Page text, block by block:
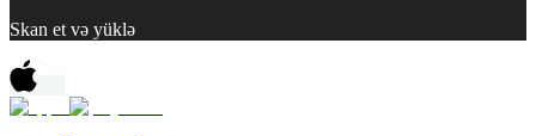
Skan et və yüklə